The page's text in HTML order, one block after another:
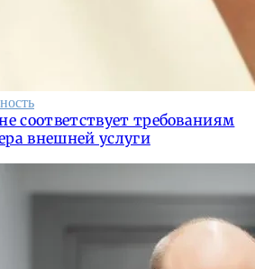
соответствует требованиям
внешней услуги